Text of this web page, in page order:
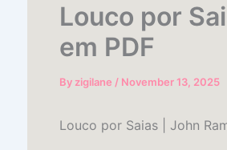
Louco por
em PDF
By zigilane / November 13, 2025
Louco por Saias | John